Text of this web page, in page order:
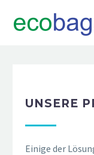
UNSERE
Einige der